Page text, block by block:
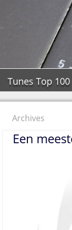
Tunes Top 100
Archives
Een